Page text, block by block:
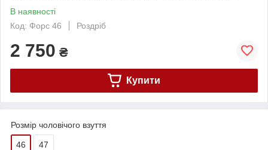
В наявності
Код: Форс 46
Роздріб
2 750 ₴
Купити
Розмір чоловічого взуття
46 47